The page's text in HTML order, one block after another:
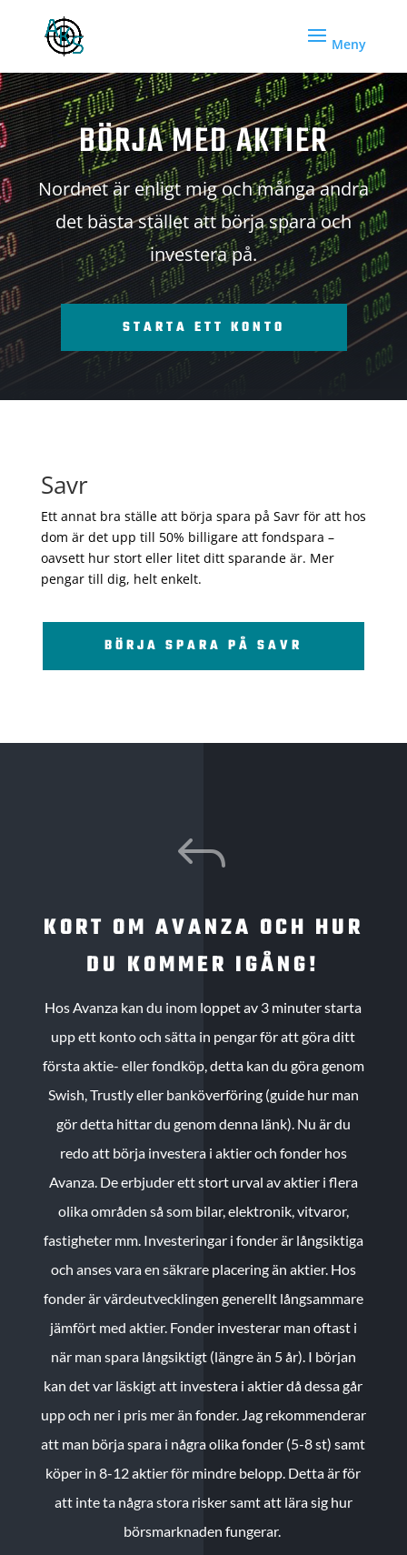
BÖRJA MED AKTIER
Nordnet är enligt mig och många andra
det bästa stället att börja spara och
investera på.
STARTA ETT KONTO
Savr
Ett annat bra ställe att börja spara på Savr för att hos
dom är det upp till 50% billigare att fondspara –
oavsett hur stort eller litet ditt sparande är. Mer
pengar till dig, helt enkelt.
BÖRJA SPARA PÅ SAVR
J
KORT OM AVANZA OCH HUR
DU KOMMER IGÅNG!
Hos Avanza kan du inom loppet av 3 minuter starta
upp ett konto och sätta in pengar för att göra ditt
första aktie- eller fondköp, detta kan du göra genom
Swish, Trustly eller banköverföring (guide hur man
gör detta hittar du genom denna länk). Nu är du
redo att börja investera i aktier och fonder hos
Avanza. De erbjuder ett stort urval av aktier i flera
olika områden så som bilar, elektronik, vitvaror,
fastigheter mm. Investeringar i fonder är långsiktiga
och anses vara en säkrare placering än aktier. Hos
fonder är värdeutvecklingen generellt långsammare
jämfört med aktier. Fonder investerar man oftast i
när man spara långsiktigt (längre än 5 år). I början
kan det var läskigt att investera i aktier då dessa går
upp och ner i pris mer än fonder. Jag rekommenderar
att man börja spara i några olika fonder (5-8 st) samt
köper in 8-12 aktier för mindre belopp. Detta är för
att inte ta några stora risker samt att lära sig hur
börsmarknaden fungerar.